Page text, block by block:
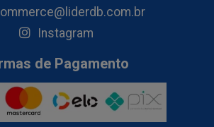
Instagram
de Pagamento